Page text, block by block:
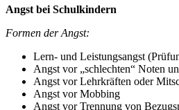
Angst bei Schulkindern
Formen der Angst:
Lern- und Leistungsangst
Angst vor „schlechten“ Noten
Angst vor Lehrkräften oder
Angst vor Mobbing
Angst vor Trennung von